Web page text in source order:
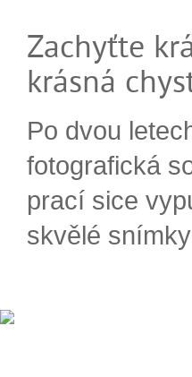
Zachyťte
krásná
Po dvou
fotografická
prací sice
skvělé